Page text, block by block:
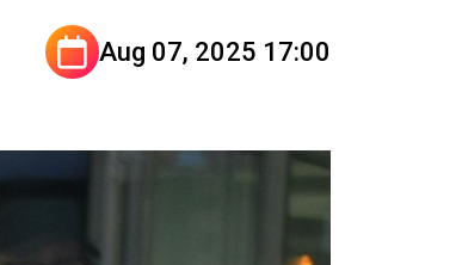
Aug 07, 2025 17:00